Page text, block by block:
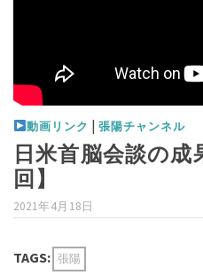
動画リンク | 張陽チャンネル
日米首脳会談の成
回】
2021年4月18日
TAGS: 張陽